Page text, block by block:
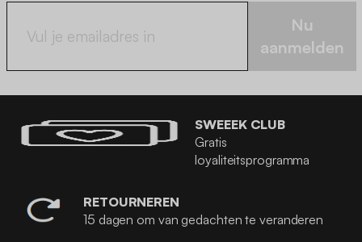
Nu
aanmelden
SWEEEK CLUB
Gratis
loyaliteitsprogramma
RETOURNEREN
15 dagen om van gedachten te veranderen